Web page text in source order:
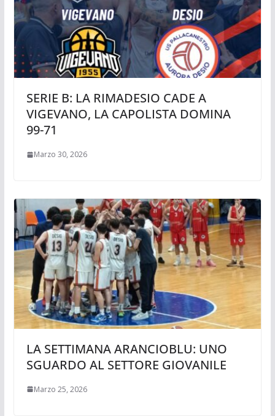
SERIE B: LA RIMADESIO CADE A
VIGEVANO, LA CAPOLISTA DOMINA
99-71
Marzo 30, 2026
LA SETTIMANA ARANCIOBLU: UNO
SGUARDO AL SETTORE GIOVANILE
Marzo 25, 2026